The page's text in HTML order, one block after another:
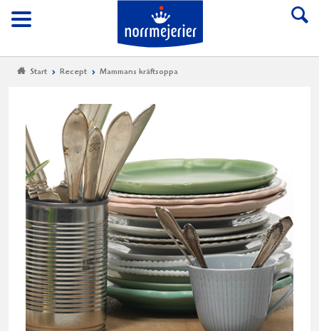
Meny
Till Norrmejerier
Start Recept Mammans kräftsoppa